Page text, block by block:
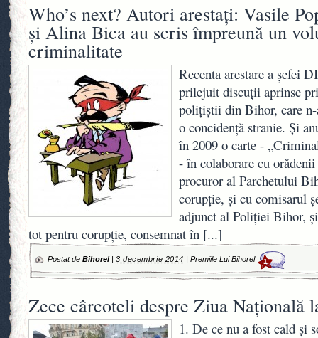
Who’s next? Autori arestaţi: Vasile
şi Alina Bica au scris împreună un
criminalitate
Recenta arestare a şefei
prilejuit discuţii aprinse
poliţiştii din Bihor, care n-
o concidenţă stranie. Şi
în 2009 o carte -
- în colaborare cu
procuror al Parchetului
corupţie, şi cu comisarul
adjunct al Poliţiei Bihor,
tot pentru corupţie, consemnat în [...]
Postat de Bihorel| 3 decembrie 2014 | Premiile Lui Bihorel 1
Zece cârcoteli despre Ziua Naţională
1. De ce nu a fost cald şi